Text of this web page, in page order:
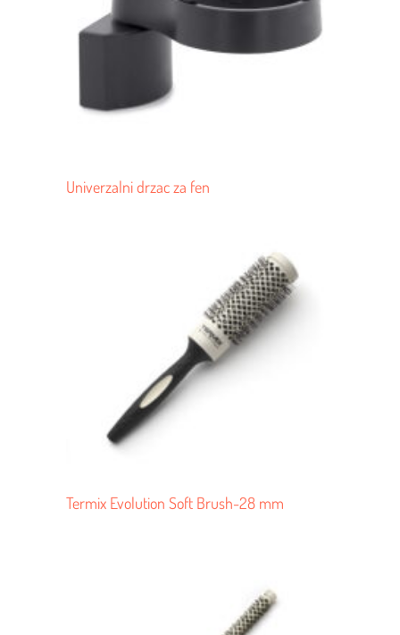
Univerzalni drzac za fen
Termix Evolution Soft Brush-28 mm